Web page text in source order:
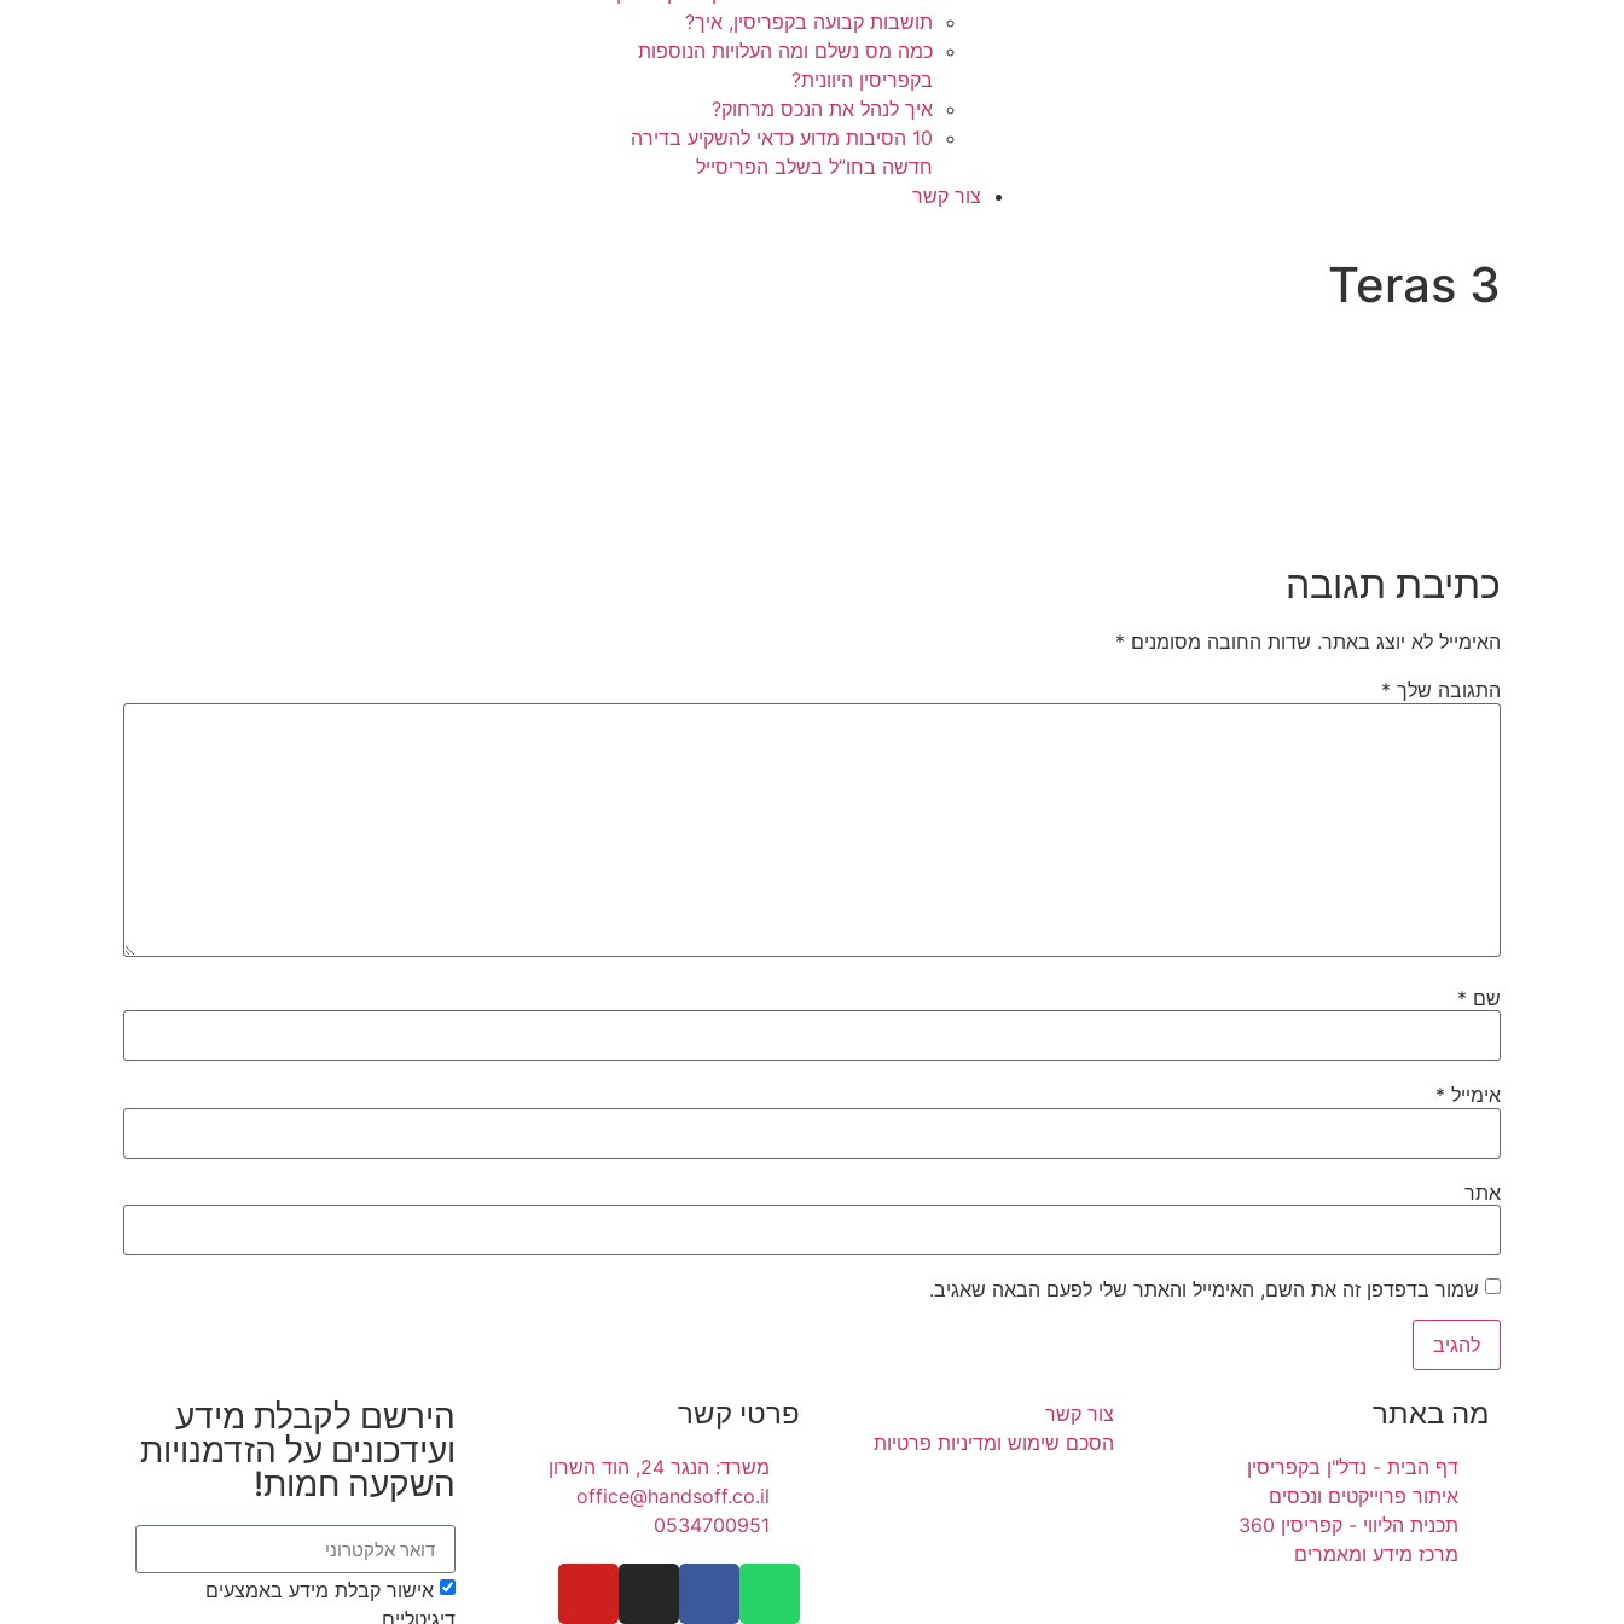
תושבות קבועה בקפריסין, איך?
כמה מס נשלם ומה העלויות הנוספות
בקפריסין היוונית?
איך לנהל את הנכס מרחוק?
10 הסיבות מדוע כדאי להשקיע בדירה
חדשה בחו”ל בשלב הפריסייל
צור קשר
Teras 3
כתיבת תגובה
האימייל לא יוצג באתר. שדות החובה מסומנים *
התגובה שלך *
שם *
אימייל *
אתר
שמור בדפדפן זה את השם, האימייל והאתר שלי לפעם הבאה שאגיב.
מה באתר
דף הבית - נדל"ן בקפריסין
איתור פרוייקטים ונכסים
תכנית הליווי - קפריסין 360
מרכז מידע ומאמרים
צור קשר
הסכם שימוש ומדיניות פרטיות
פרטי קשר
משרד: הנגר 24, הוד השרון
office@handsoff.co.il
0534700951
הירשם לקבלת מידע
ועידכונים על הזדמנויות
השקעה חמות!
אישור קבלת מידע באמצעים
דיגיטליים